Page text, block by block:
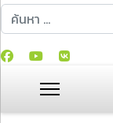
การค้นหา